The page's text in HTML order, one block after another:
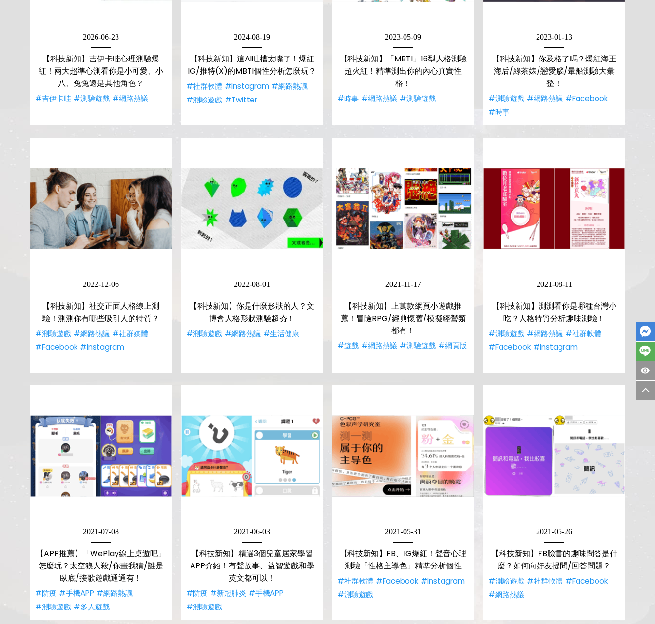
2026-06-23
【科技新知】吉伊卡哇心理測驗爆
紅！兩大超準心測看你是小可愛、小
八、兔兔還是其他角色？
#吉伊卡哇 #測驗遊戲 #網路熱議
2024-08-19
【科技新知】這AI吐槽太嘴了！爆紅
IG/推特(X)的MBTI個性分析怎麼玩？
#社群軟體 #Instagram #網路熱議
#測驗遊戲 #Twitter
2023-05-09
【科技新知】「MBTI」16型人格測驗
超火紅！精準測出你的內心真實性
格！
#時事 #網路熱議 #測驗遊戲
2023-01-13
【科技新知】你及格了嗎？爆紅海王
海后/綠茶婊/戀愛腦/暈船測驗大彙
整！
#測驗遊戲 #網路熱議 #Facebook
#時事
2022-12-06
【科技新知】社交正面人格線上測
驗！測測你有哪些吸引人的特質？
#測驗遊戲 #網路熱議 #社群媒體
#Facebook #Instagram
2022-08-01
【科技新知】你是什麼形狀的人？文
博會人格形狀測驗超夯！
#測驗遊戲 #網路熱議 #生活健康
2021-11-17
【科技新知】上萬款網頁小遊戲推
薦！冒險RPG/經典懷舊/模擬經營類
都有！
#遊戲 #網路熱議 #測驗遊戲 #網頁版
2021-08-11
【科技新知】測測看你是哪種台灣小
吃？人格特質分析趣味測驗！
#測驗遊戲 #網路熱議 #社群軟體
#Facebook #Instagram
2021-07-08
【APP推薦】「WePlay線上桌遊吧」
怎麼玩？太空狼人殺/你畫我猜/誰是
臥底/接歌遊戲通通有！
#防疫 #手機APP #網路熱議
#測驗遊戲 #多人遊戲
2021-06-03
【科技新知】精選3個兒童居家學習
APP介紹！有聲故事、益智遊戲和學
英文都可以！
#防疫 #新冠肺炎 #手機APP
#測驗遊戲
2021-05-31
【科技新知】FB、IG爆紅！聲音心理
測驗「性格主導色」精準分析個性
#社群軟體 #Facebook #Instagram
#測驗遊戲
2021-05-26
【科技新知】FB臉書的趣味問答是什
麼？如何向好友提問/回答問題？
#測驗遊戲 #社群軟體 #Facebook
#網路熱議